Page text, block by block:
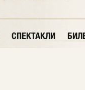
СПЕКТАКЛИ